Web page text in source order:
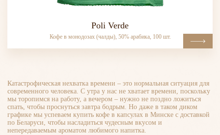
Poli Verde
Кофе в монодозах (чалды), 50% арабика, 100 шт.
Катастрофическая нехватка времени – это нормальная ситуация для
современного человека. С утра у нас не хватает времени, поскольку
мы торопимся на работу, а вечером – нужно не поздно ложиться
спать, чтобы проснуться завтра бодрым. Но даже в таком диком
графике мы успеваем купить кофе в капсулах в Минске с доставкой
по Беларуси, чтобы насладиться чудесным вкусом и
непередаваемым ароматом любимого напитка.